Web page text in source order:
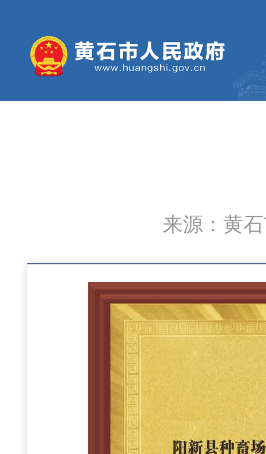
来源：黄